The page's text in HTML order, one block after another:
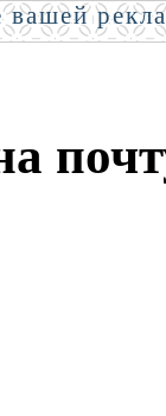
вашей